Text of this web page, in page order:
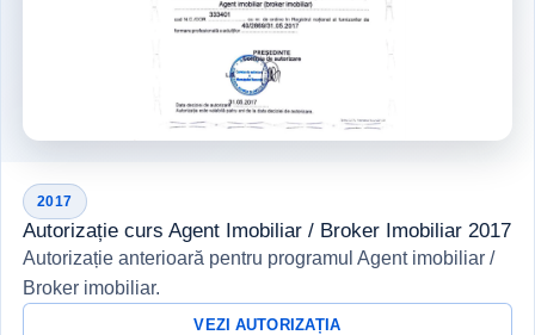
2017
Autorizație curs Agent Imobiliar / Broker Imobiliar 2017
Autorizație anterioară pentru programul Agent imobiliar /
Broker imobiliar.
VEZI AUTORIZAȚIA